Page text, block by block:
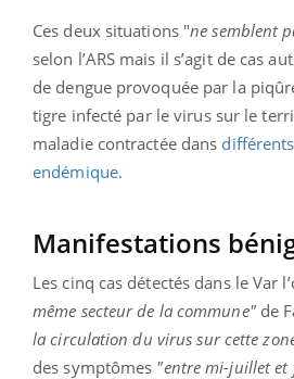
Ces deux situations "ne semblent
selon l’ARS mais il s’agit de cas
de dengue provoquée par la
tigre infecté par le virus sur le
maladie contractée dans
endémique.
Manifestations
Les cinq cas détectés dans le Var
même secteur de la commune"de
la circulation du virus sur cette
des symptômes "entre mi-juillet